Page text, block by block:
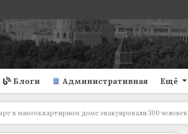
Блоги Административная Ещё
в многоквартирном доме эвакуировали 300 человек